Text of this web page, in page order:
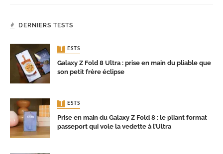
DERNIERS TESTS
TESTS
Galaxy Z Fold 8 Ultra : prise en main du pliable que
son petit frère éclipse
TESTS
Prise en main du Galaxy Z Fold 8 : le pliant format
passeport qui vole la vedette à l’Ultra